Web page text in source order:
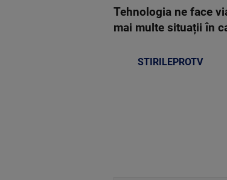
Tehnologia ne face
mai multe situații în
STIRILEPROTV